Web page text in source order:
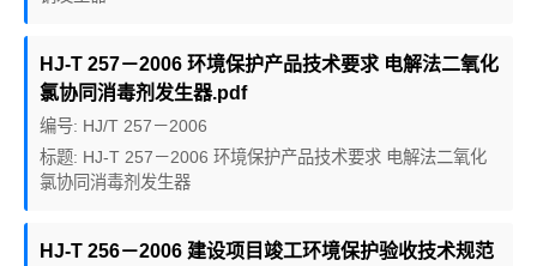
HJ-T 257－2006 环境保护产品技术要求 电解法二氧化
氯协同消毒剂发生器.pdf
编号: HJ/T 257－2006
标题: HJ-T 257－2006 环境保护产品技术要求 电解法二氧化
氯协同消毒剂发生器
HJ-T 256－2006 建设项目竣工环境保护验收技术规范